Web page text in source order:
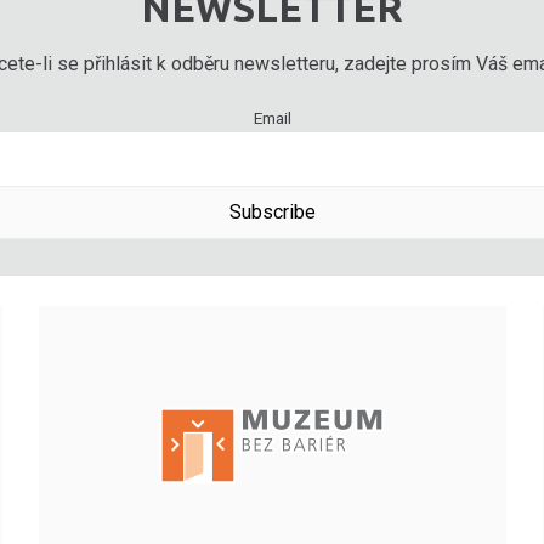
li se přihlásit k odběru newsletteru, zadejte prosím Váš
Email
Subscribe